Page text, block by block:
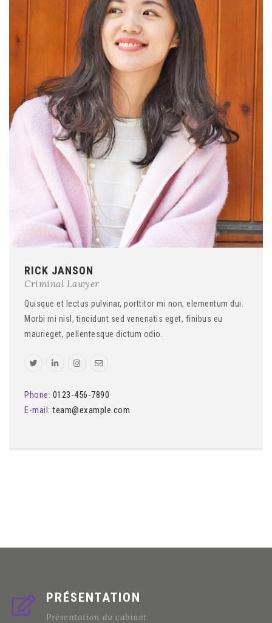
RICK JANSON
Criminal Lawyer
Quisque et lectus pulvinar, porttitor mi non, elementum dui.
Morbi mi nisl, tincidunt sed venenatis eget, finibus eu
maurieget, pellentesque dictum odio.
Phone: 0123-456-7890
E-mail: team@example.com
PRÉSENTATION
Présentation du cabinet